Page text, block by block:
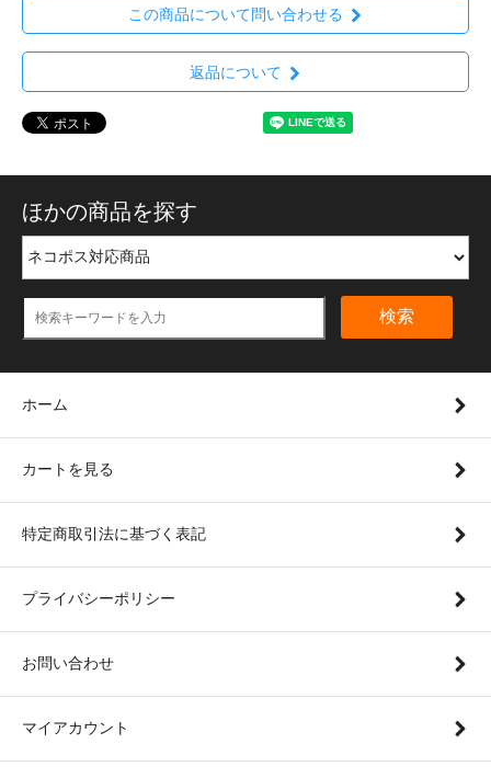
この商品について問い合わせる
返品について
ほかの商品を探す
検索
ホーム
カートを見る
特定商取引法に基づく表記
プライバシーポリシー
お問い合わせ
マイアカウント